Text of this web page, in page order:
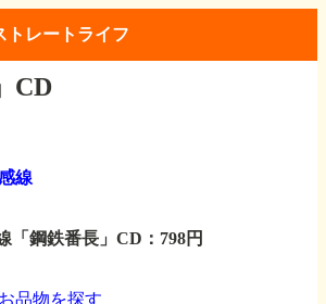
トレートライフ
CD
線
「鋼鉄番長」CD：798円
品物を探す